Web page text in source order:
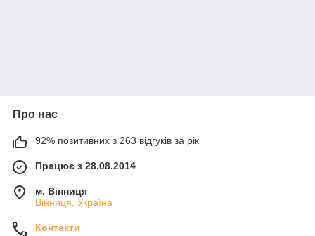
Про нас
92% позитивних з 263 відгуків за рік
Працює з 28.08.2014
м. Вінниця
Вінниця, Україна
Контакти